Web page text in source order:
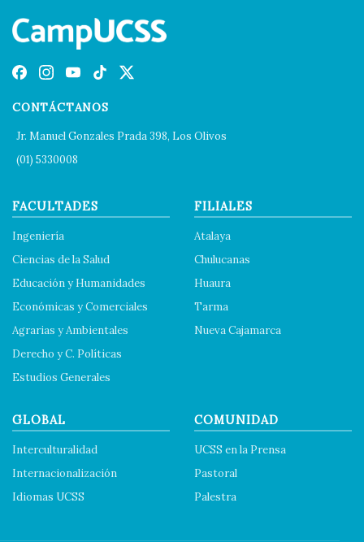
CONTÁCTANOS
Jr. Manuel Gonzales Prada 398, Los Olivos
(01) 5330008
FACULTADES
Ingeniería
Ciencias de la Salud
Educación y Humanidades
Económicas y Comerciales
Agrarias y Ambientales
Derecho y C. Políticas
Estudios Generales
FILIALES
Atalaya
Chulucanas
Huaura
Tarma
Nueva Cajamarca
GLOBAL
Interculturalidad
Internacionalización
Idiomas UCSS
COMUNIDAD
UCSS en la Prensa
Pastoral
Palestra